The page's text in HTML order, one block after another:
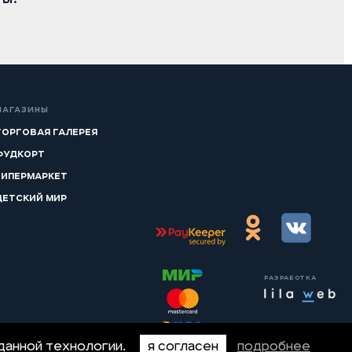
технологии. Я согласен Подробнее
ГАЛЕРЕЯ
МИР
РАЗРАБОТКА